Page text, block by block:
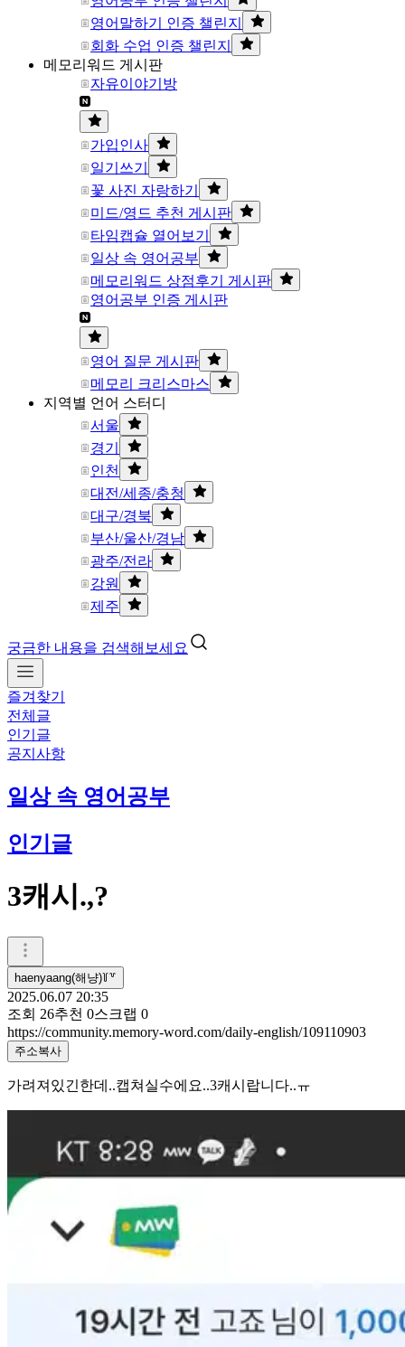
영어말하기 인증 챌린지
회화 수업 인증 챌린지
메모리워드 게시판
자유이야기방
가입인사
일기쓰기
꽃 사진 자랑하기
미드/영드 추천 게시판
타임캡슐 열어보기
일상 속 영어공부
메모리워드 상점후기 게시판
영어공부 인증 게시판
영어 질문 게시판
메모리 크리스마스
지역별 언어 스터디
서울
경기
인천
대전/세종/충청
대구/경북
부산/울산/경남
광주/전라
강원
제주
궁금한 내용을 검색해보세요
즐겨찾기
전체글
인기글
공지사항
일상 속 영어공부
인기글
3캐시.,?
haenyaang(해냥)꒦꒷
2025.06.07 20:35
조회 26추천 0스크랩 0
https://community.memory-word.com/daily-english/109110903
주소복사
가려져있긴한데..캡쳐실수에요..3캐시랍니다..ㅠ